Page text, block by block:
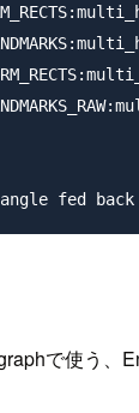
で使う、